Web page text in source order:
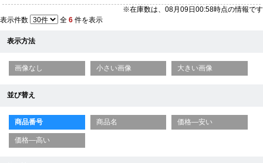
※在庫数は、08月09日00:58時点の情報です
表示件数 全 6 件を表示
表示方法
画像なし 小さい画像 大きい画像
並び替え
商品番号 商品名 価格—安い
価格—高い